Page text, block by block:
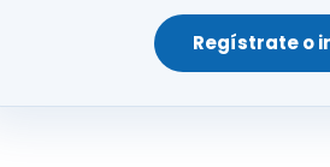
de Sanidad Animal de la
de Eurotrade Agrícola.
Compras Agro de Calidad
Regístrate o